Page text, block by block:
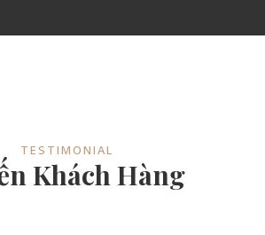
TESTIMONIAL
Khách Hàng